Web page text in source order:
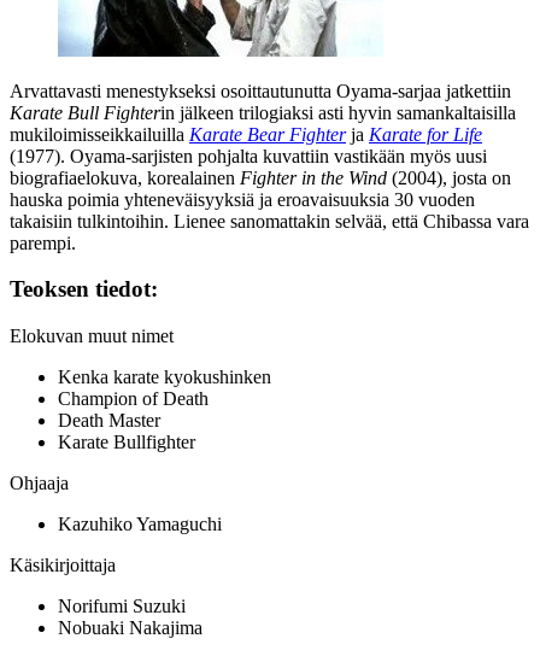
Arvattavasti menestykseksi osoittautunutta Oyama-sarjaa jatkettiin
Karate Bull Fighterin jälkeen trilogiaksi asti hyvin samankaltaisilla
mukiloimisseikkailuilla Karate Bear Fighterja Karate for Life
(1977). Oyama-sarjisten pohjalta kuvattiin vastikään myös uusi
biografiaelokuva, korealainen Fighter in the Wind (2004), josta on
hauska poimia yhteneväisyyksiä ja eroavaisuuksia 30 vuoden
takaisiin tulkintoihin. Lienee sanomattakin selvää, että Chibassa vara
parempi.
Teoksen tiedot:
Elokuvan muut nimet
Kenka karate kyokushinken
Champion of Death
Death Master
Karate Bullfighter
Ohjaaja
Kazuhiko Yamaguchi
Käsikirjoittaja
Norifumi Suzuki
Nobuaki Nakajima